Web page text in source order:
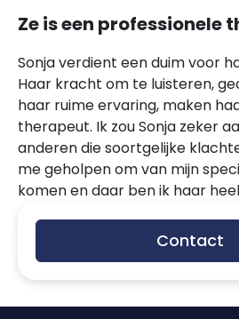
Ze is een professionele
Sonja verdient een duim voor
Haar kracht om te luisteren,
haar ruime ervaring, maken
therapeut. Ik zou Sonja zeker
anderen die soortgelijke
me geholpen om van mijn
komen en daar ben ik haar
Contact